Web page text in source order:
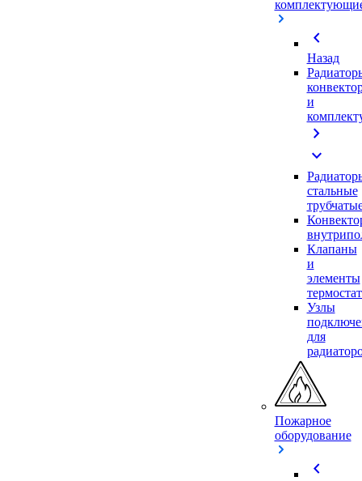
chevron_left
Назад
и
chevron_right
expand_more
стальные
Клапаны
и
элементы
Узлы
для
Пожарное
оборудование
chevron_left